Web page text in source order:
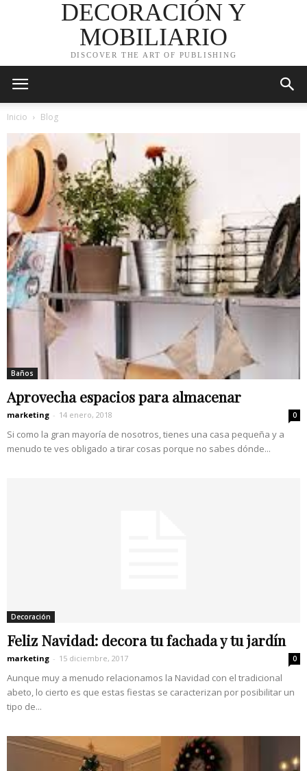
DECORACIÓN Y
MOBILIARIO
DISCOVER THE ART OF PUBLISHING
Inicio Blog
Baños
Aprovecha espacios para almacenar
marketing - 14 enero, 2018 0
Si como la gran mayoría de nosotros, tienes una casa pequeña y a
menudo te ves obligado a tirar cosas porque no sabes dónde...
Decoración
Feliz Navidad: decora tu fachada y tu jardín
marketing - 15 diciembre, 2017 0
Aunque muy a menudo relacionamos la Navidad con el tradicional
abeto, lo cierto es que estas fiestas se caracterizan por posibilitar un
tipo de...